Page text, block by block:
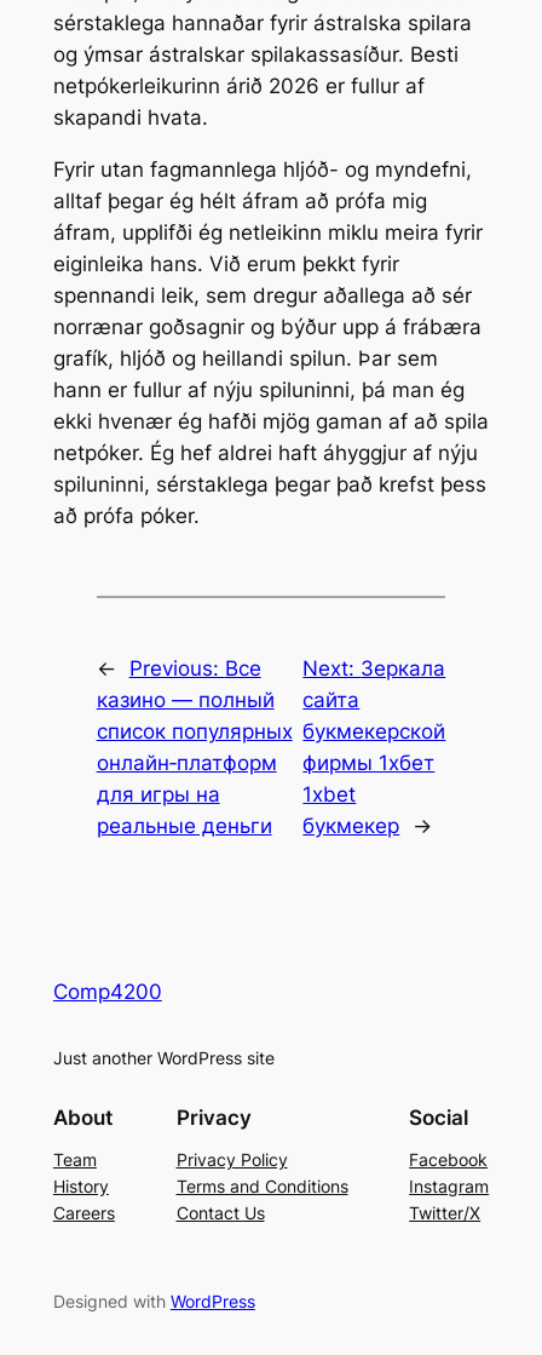
sérstaklega hannaðar fyrir ástralska spilara
og ýmsar ástralskar spilakassasíður. Besti
netpókerleikurinn árið 2026 er fullur af
skapandi hvata.
Fyrir utan fagmannlega hljóð- og myndefni,
alltaf þegar ég hélt áfram að prófa mig
áfram, upplifði ég netleikinn miklu meira fyrir
eiginleika hans. Við erum þekkt fyrir
spennandi leik, sem dregur aðallega að sér
norrænar goðsagnir og býður upp á frábæra
grafík, hljóð og heillandi spilun. Þar sem
hann er fullur af nýju spiluninni, þá man ég
ekki hvenær ég hafði mjög gaman af að spila
netpóker. Ég hef aldrei haft áhyggjur af nýju
spiluninni, sérstaklega þegar það krefst þess
að prófa póker.
← Previous: Все
казино — полный
список популярных
онлайн‑платформ
для игры на
реальные деньги
Next: Зеркала
сайта
букмекерской
фирмы 1хбет
1xbet
букмекер
→
Comp4200
Just another WordPress site
About
Team
History
Careers
Privacy
Privacy Policy
Terms and Conditions
Contact Us
Social
Facebook
Instagram
Twitter/X
Designed with WordPress